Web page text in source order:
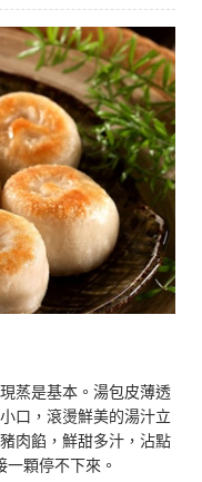
蒸是基本。湯包皮薄透
口，滾燙鮮美的湯汁立
肉餡，鮮甜多汁，沾點
顆停不下來。